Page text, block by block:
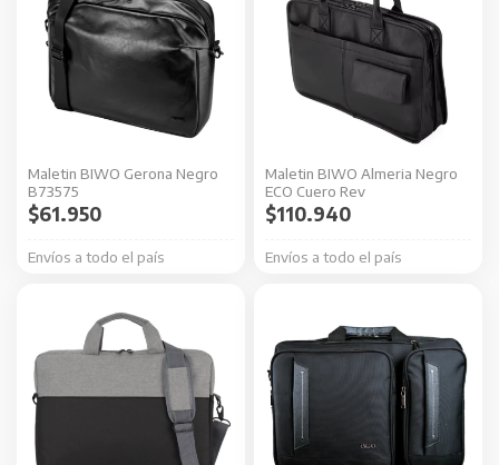
Maletin BIWO Gerona Negro
B73575
Envíos a todo el país
$61.950
Maletin BIWO Almeria Negro
ECO Cuero Rev
Envíos a todo el país
$110.940